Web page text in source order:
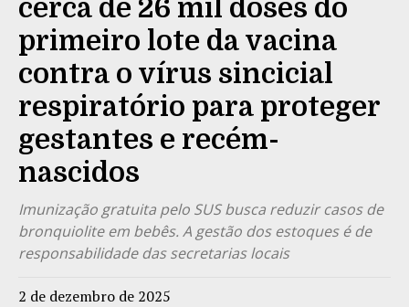
cerca de 26 mil doses do
primeiro lote da vacina
contra o vírus sincicial
respiratório para proteger
gestantes e recém-
nascidos
Imunização gratuita pelo SUS busca reduzir casos de
bronquiolite em bebês. A gestão dos estoques é de
responsabilidade das secretarias locais
2 de dezembro de 2025